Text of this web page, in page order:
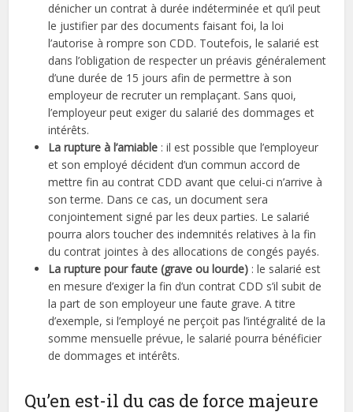
dénicher un contrat à durée indéterminée et qu’il peut
le justifier par des documents faisant foi, la loi
l’autorise à rompre son CDD. Toutefois, le salarié est
dans l’obligation de respecter un préavis généralement
d’une durée de 15 jours afin de permettre à son
employeur de recruter un remplaçant. Sans quoi,
l’employeur peut exiger du salarié des dommages et
intérêts.
La rupture à l’amiable : il est possible que l’employeur
et son employé décident d’un commun accord de
mettre fin au contrat CDD avant que celui-ci n’arrive à
son terme. Dans ce cas, un document sera
conjointement signé par les deux parties. Le salarié
pourra alors toucher des indemnités relatives à la fin
du contrat jointes à des allocations de congés payés.
La rupture pour faute (grave ou lourde) : le salarié est
en mesure d’exiger la fin d’un contrat CDD s’il subit de
la part de son employeur une faute grave. A titre
d’exemple, si l’employé ne perçoit pas l’intégralité de la
somme mensuelle prévue, le salarié pourra bénéficier
de dommages et intérêts.
Qu’en est-il du cas de force majeure